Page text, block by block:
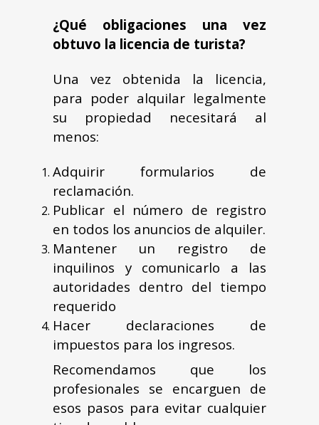
¿Qué obligaciones una vez
obtuvo la licencia de turista?
Una vez obtenida la licencia,
para poder alquilar legalmente
su propiedad necesitará al
menos:
Adquirir formularios de
reclamación.
Publicar el número de registro
en todos los anuncios de alquiler.
Mantener un registro de
inquilinos y comunicarlo a las
autoridades dentro del tiempo
requerido
Hacer declaraciones de
impuestos para los ingresos.
Recomendamos que los
profesionales se encarguen de
esos pasos para evitar cualquier